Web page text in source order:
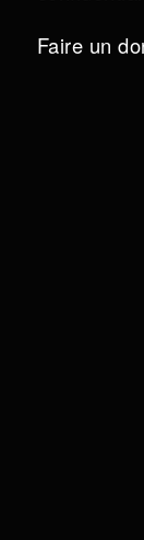
Faire un